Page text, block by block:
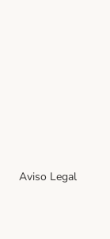
Aviso Legal